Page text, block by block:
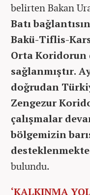
belirten Bakan
Batı
Bakü-Tiflis-
Orta Koridorun
sağlanmıştır.
doğrudan
Zengezur
çalışmalar
bölgemizin
bulundu.
‘KALKINMA